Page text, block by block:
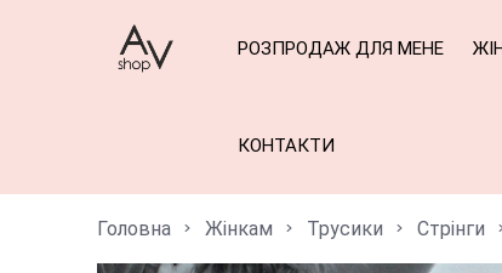
РОЗПРОДАЖ ДЛЯ МЕНЕ
КОНТАКТИ
Головна Жінкам Трусики Стрінги